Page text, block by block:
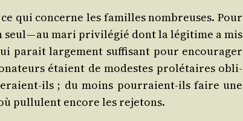
qui concerne les familles nom­breuses. Pour
seul — au mari pri­vi­lé­gié dont la légi­time a mis
parait lar­ge­ment suf­fi­sant pour encou­ra­ger
étaient de modestes pro­lé­taires obli­
ils ; du moins pour­raient-ils faire une
pul­lulent encore les rejetons.